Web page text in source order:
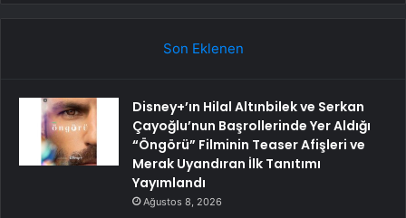
Son Eklenen
Disney+’ın Hilal Altınbilek ve Serkan
Çayoğlu’nun Başrollerinde Yer Aldığı
“Öngörü” Filminin Teaser Afişleri ve
Merak Uyandıran İlk Tanıtımı
Yayımlandı
Ağustos 8, 2026